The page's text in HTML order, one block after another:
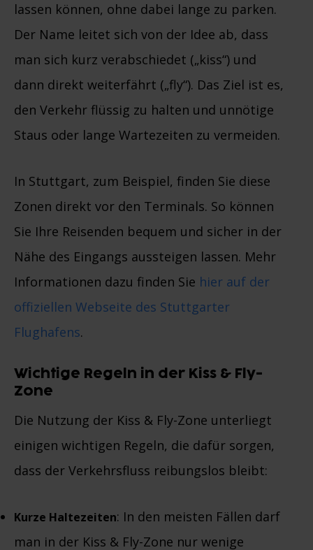
lassen können, ohne dabei lange zu parken.
Der Name leitet sich von der Idee ab, dass
man sich kurz verabschiedet („kiss“) und
dann direkt weiterfährt („fly“). Das Ziel ist es,
den Verkehr flüssig zu halten und unnötige
Staus oder lange Wartezeiten zu vermeiden.
In Stuttgart, zum Beispiel, finden Sie diese
Zonen direkt vor den Terminals. So können
Sie Ihre Reisenden bequem und sicher in der
Nähe des Eingangs aussteigen lassen. Mehr
Informationen dazu finden Sie hier auf der
offiziellen Webseite des Stuttgarter
Flughafens.
Wichtige Regeln in der Kiss & Fly-
Zone
Die Nutzung der Kiss & Fly-Zone unterliegt
einigen wichtigen Regeln, die dafür sorgen,
dass der Verkehrsfluss reibungslos bleibt:
Kurze Haltezeiten: In den meisten Fällen darf
man in der Kiss & Fly-Zone nur wenige